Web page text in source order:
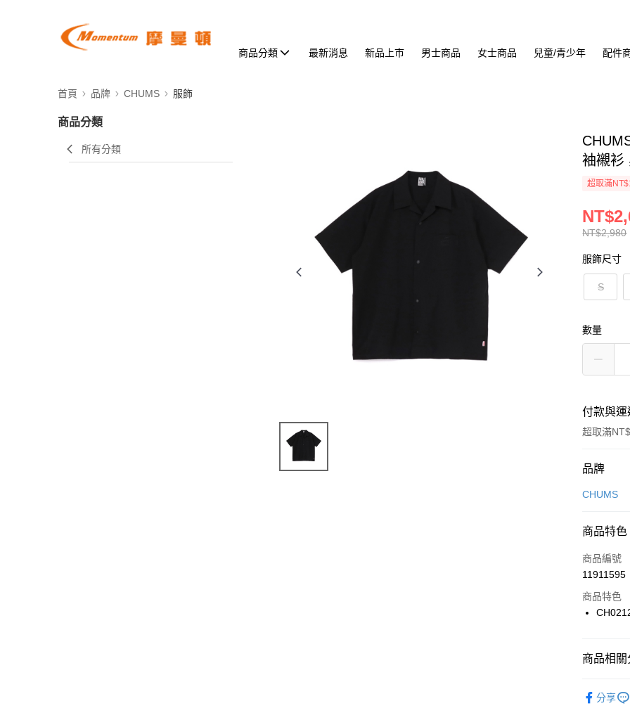
商品分類 最新消息 新品上市 男士商品 女士商品 兒童/青少年 配件
首頁 品牌 CHUMS 服飾
商品分類
所有分類
袖襯衫
超取滿
NT$2,980
服飾尺寸
S
數量
付款與
超取滿
付款方式
信用卡一
合作金
華南商
上海商
國泰世
聯邦商
台新國
LINE Pay
Apple Pay
【關於「
品牌
CHUMS
商品特色
商品編號
11911595
商品特色
商品相關
分享